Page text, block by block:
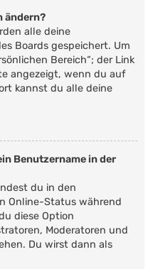
ändern?
alle deine
Boards gespeichert. Um
Bereich“; der Link
angezeigt, wenn du auf
kannst du alle deine
Benutzername in der
du in den
Online-Status während
diese Option
Moderatoren und
Du wirst dann als